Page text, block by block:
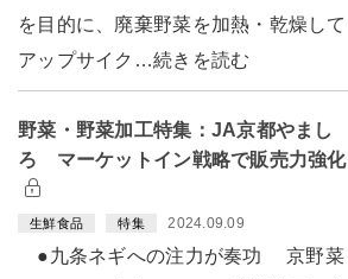
を目的に、廃棄野菜を加熱・乾燥して
アップサイク…続きを読む
野菜・野菜加工特集：JA京都やまし
ろ マーケットイン戦略で販売力強化
生鮮食品 特集 2024.09.09
●九条ネギへの注力が奏功 京野菜